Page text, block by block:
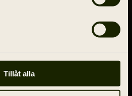
Tillåt alla